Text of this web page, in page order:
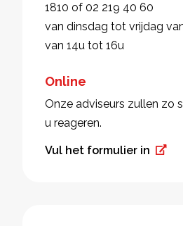
1810 of 02 219 40 60
van dinsdag tot vrijdag
van 14u tot 16u
Online
Onze adviseurs zullen zo
u reageren.
Vul het formulier in